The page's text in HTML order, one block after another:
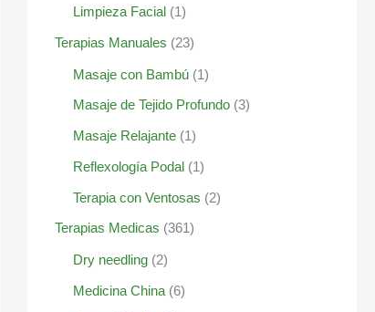
Limpieza Facial(1)
Terapias Manuales (23)
Masaje con Bambú(1)
Masaje de Tejido Profundo(3)
Masaje Relajante(1)
Reflexología Podal(1)
Terapia con Ventosas (2)
Terapias Medicas (361)
Dry needling(2)
Medicina China(6)